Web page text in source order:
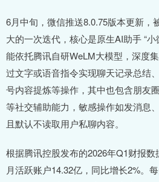
6月中旬，微信推送8.0.75版本更新，
大的一次迭代，核心是原生AI助手 “
能依托腾讯自研WeLM大模型，深度
过文字或语音指令实现聊天记录总结
号内容提炼等操作，其中也包含朋友
等社交辅助能力，敏感操作如发消息
且默认不读取用户私聊内容。
根据腾讯控股发布的2026年Q1财报
月活跃账户14.32亿，同比增长2%。